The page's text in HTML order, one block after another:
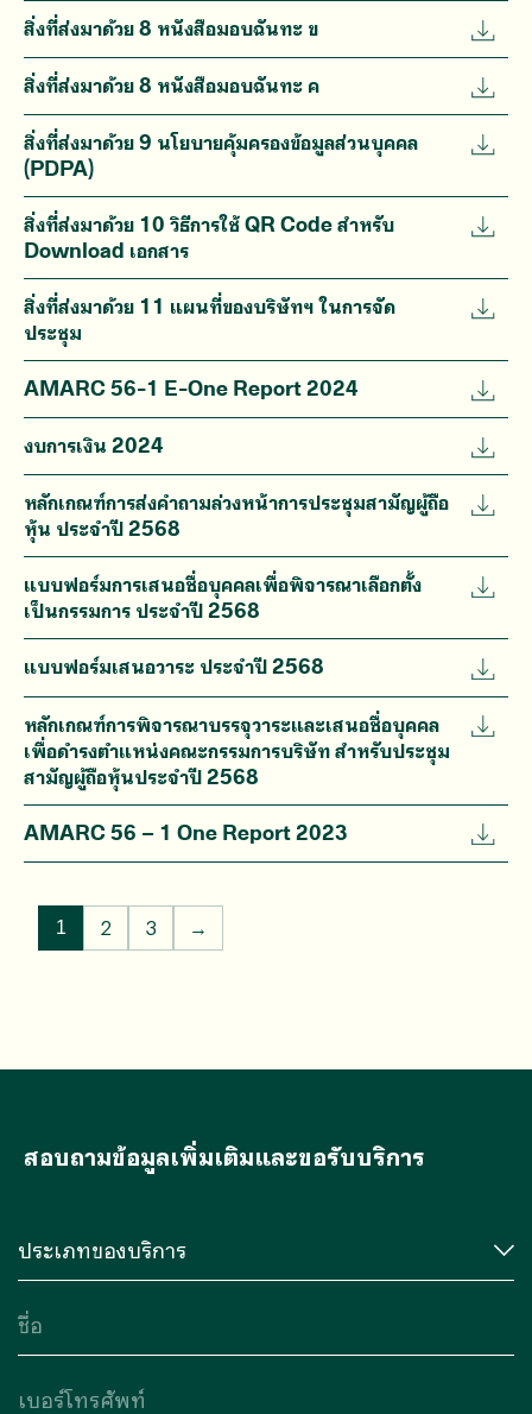
สิ่งที่ส่งมาด้วย 8 หนังสือมอบฉันทะ ข
สิ่งที่ส่งมาด้วย 8 หนังสือมอบฉันทะ ค
สิ่งที่ส่งมาด้วย 9 นโยบายคุ้มครองข้อมูลส่วนบุคคล
(PDPA)
สิ่งที่ส่งมาด้วย 10 วิธีการใช้ QR Code สำหรับ
Download เอกสาร
สิ่งที่ส่งมาด้วย 11 แผนที่ของบริษัทฯ ในการจัด
ประชุม
AMARC 56-1 E-One Report 2024
งบการเงิน 2024
หลักเกณฑ์การส่งคำถามล่วงหน้าการประชุมสามัญผู้ถือ
หุ้น ประจำปี 2568
แบบฟอร์มการเสนอชื่อบุคคลเพื่อพิจารณาเลือกตั้ง
เป็นกรรมการ ประจำปี 2568
แบบฟอร์มเสนอวาระ ประจำปี 2568
หลักเกณฑ์การพิจารณาบรรจุวาระและเสนอชื่อบุคคล
เพื่อดำรงตำแหน่งคณะกรรมการบริษัท สำหรับประชุม
สามัญผู้ถือหุ้นประจำปี 2568
AMARC 56 – 1 One Report 2023
1 2 3 →
สอบถามข้อมูลเพิ่มเติมและขอรับบริการ